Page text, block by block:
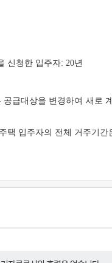
신청한 입주자: 20년
급대상을 변경하여 새로
입주자의 전체 거주기간